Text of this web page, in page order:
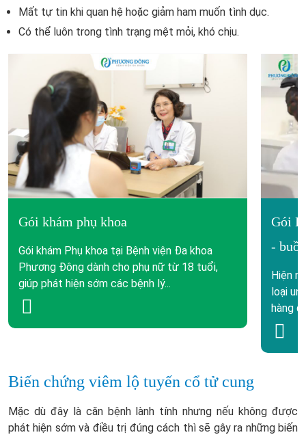
Mất tự tin khi quan hệ hoặc giảm ham muốn tình dục.
Có thể luôn trong tình trạng mệt mỏi, khó chịu.
Gói khám phụ khoa
Gói khám Phụ khoa tại Bệnh viện Đa khoa
Phương Đông dành cho phụ nữ từ 18 tuổi,
giúp phát hiện sớm các bệnh lý...
Gói
-
Hiện
loại
hàng
Biến chứng viêm lộ tuyến cổ tử cung
Mặc dù đây là căn bệnh lành tính nhưng nếu không được
phát hiện sớm và điều trị đúng cách thì sẽ gây ra những biến